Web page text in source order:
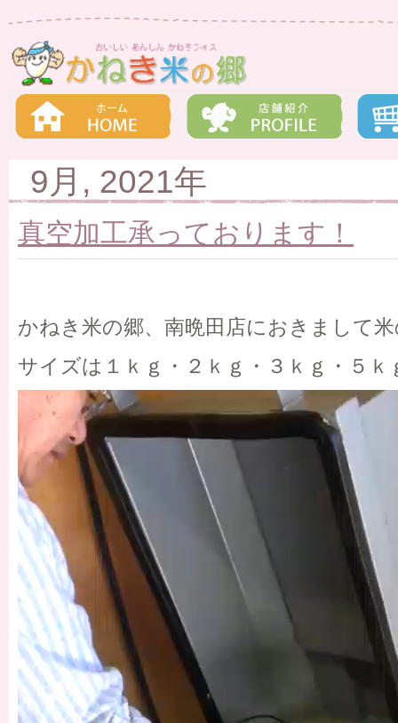
9月, 2021年
真空加工承っております！
かねき米の郷、南晩田店におきまして
サイズは１ｋｇ・２ｋｇ・３ｋｇ・５
動
レ
ー
ヤ
ー